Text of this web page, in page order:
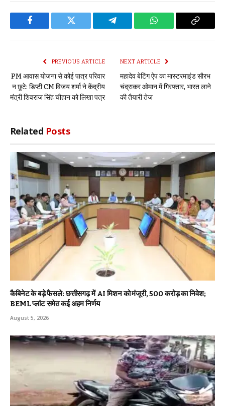
Facebook Twitter Telegram WhatsApp Copy
PREVIOUS ARTICLE
PM आवास योजना से कोई पात्र परिवार
न छूटे: डिप्टी CM विजय शर्मा ने केंद्रीय
मंत्री शिवराज सिंह चौहान को लिखा पत्र
NEXT ARTICLE
महादेव बेटिंग ऐप का मास्टरमाइंड सौरभ
चंद्राकर ओमान में गिरफ्तार, भारत लाने
की तैयारी तेज
Related Posts
कैबिनेट के बड़े फैसले: छत्तीसगढ़ में AI मिशन को मंजूरी, 500 करोड़ का निवेश;
BEML प्लांट समेत कई अहम निर्णय
August 5, 2026